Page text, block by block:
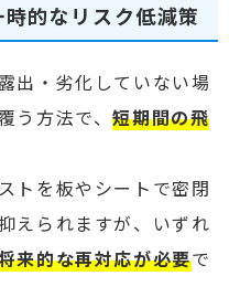
的なリスク低減策
出・劣化していない場
う方法で、短期間の飛
トを板やシートで密閉
えられますが、いずれ
来的な再対応が必要で